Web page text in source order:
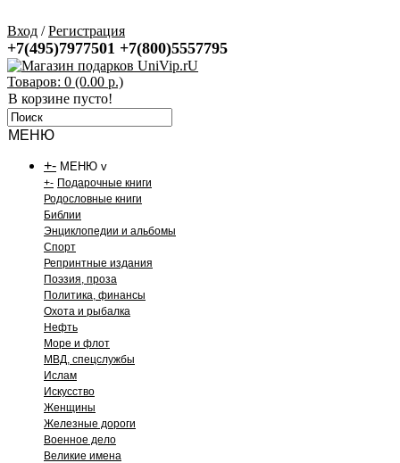
Вход /Регистрация
+7(495)7977501 +7(800)5557795
Товаров: 0 (0.00 р.)
В корзине пусто!
МЕНЮ
+- МЕНЮ v
+- Подарочные книги
Родословные книги
Библии
Энциклопедии и альбомы
Спорт
Репринтные издания
Поэзия, проза
Политика, финансы
Охота и рыбалка
Нефть
Море и флот
МВД, спецслужбы
Ислам
Искусство
Женщины
Железные дороги
Военное дело
Великие имена